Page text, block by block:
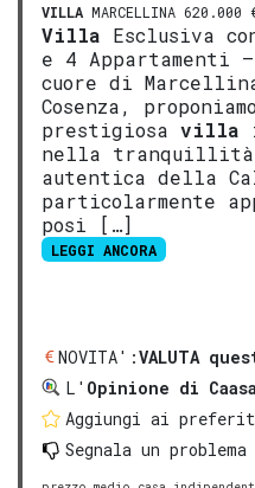
VILLA MARCELLINA 620.000
Villa Esclusiva
e 4 Appartamenti
cuore di
Cosenza,
prestigiosa villa
nella tranquillità
autentica della
particolarmente
posi […]
LEGGI ANCORA
NOVITA':VALUTA
L' Opinione di Caasa
Aggiungi ai
Segnala un problema